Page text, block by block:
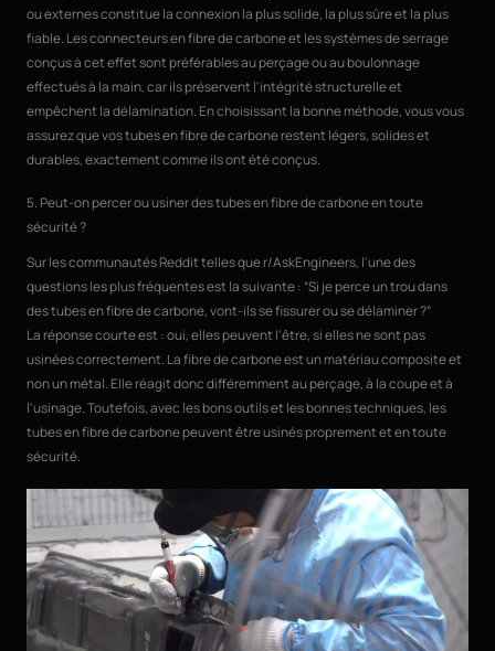
ou externes constitue la connexion la plus solide, la plus sûre et la plus
fiable. Les connecteurs en fibre de carbone et les systèmes de serrage
conçus à cet effet sont préférables au perçage ou au boulonnage
effectués à la main, car ils préservent l'intégrité structurelle et
empêchent la délamination. En choisissant la bonne méthode, vous vous
assurez que vos tubes en fibre de carbone restent légers, solides et
durables, exactement comme ils ont été conçus.
5. Peut-on percer ou usiner des tubes en fibre de carbone en toute
sécurité ?
Sur les communautés Reddit telles que r/AskEngineers, l'une des
questions les plus fréquentes est la suivante : “Si je perce un trou dans
des tubes en fibre de carbone, vont-ils se fissurer ou se délaminer ?”
La réponse courte est : oui, elles peuvent l'être, si elles ne sont pas
usinées correctement. La fibre de carbone est un matériau composite et
non un métal. Elle réagit donc différemment au perçage, à la coupe et à
l'usinage. Toutefois, avec les bons outils et les bonnes techniques, les
tubes en fibre de carbone peuvent être usinés proprement et en toute
sécurité.